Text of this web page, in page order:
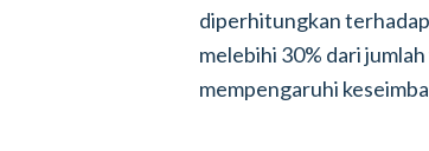
diperhitungkan
melebihi 30% dari
mempengaruhi